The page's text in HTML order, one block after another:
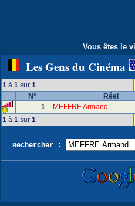
Vous êtes le
Les Gens du Cinéma
1 à 1 sur 1
N°
Réel
1.
MEFFRE Armand
1 à 1 sur 1
Rechercher :